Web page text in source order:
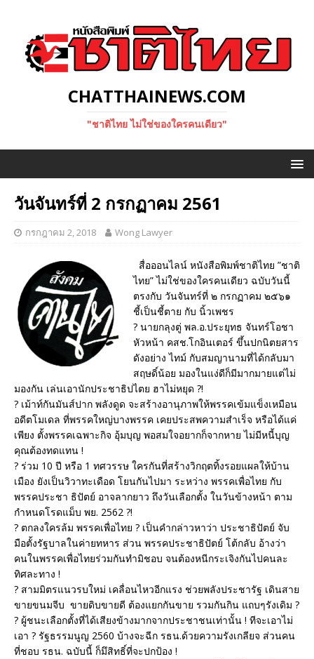
CHATTHAINEWS.COM
"ชาติไทย ไม่ใช่ของใครคนเดียว"
วันจันทร์ที่ 2 กรกฏาคม 2561
กรกฎาคม 2, 2018 Wong Lawyer
สื่อออนไลน์ หนังสือพิมพ์ชาติไทย ”ชาติ
ไทย” ไม่ใช่ของใครคนเดียว ฉบับวันนี้
ตรงกับ วันจันทร์ที่ ๒ กรกฏาคม ๒๕๖๑
ชี้เป็นชี้ตาย กับ นิ้วเพชร
? นายกลุงตู่ พล.อ.ประยุทธ จันทร์โอชา
หัวหน้า คสช.โกอินเตอร์ ขึ้นปกนิตยสาร
ดังอย่าง ไทม์ กับสมญานามที่ได้กลับมา
สฤษดิ์น้อย มองในแง่ดีก็มีมากมายแต่ไม่
มองกัน เล่นเอานักประชาธิปไตย ฮาไม่หยุด ?!
? เม้าท์กันมันส์ปาก พลังดูด จะสร้างอานุภาพให้พรรคเข้มแข็งเหมือน
อดีตโมเดล ที่พรรคใหญ่บางพรรค เคยประสพความสำเร็จ หรือได้แค่
เพียง ตั้งพรรคเฉพาะกิจ อุ้มบุญ พอสมใจอยากก็จากหาย ไม่มีหนี้บุญ
คุณต้องทดแทน !
? ร่วม 10 ปี หรือ 1 ทศวรรษ ใครกันที่สร้างวิกฤตทิ้งรอยแผลให้บ้าน
เมือง ยังเป็นวิวาทะเดือด โยนกันไปมา ระหว่าง พรรคเพื่อไทย กับ
พรรคประชา ธิปัตย์ อาจลากยาว ถึงวันเลือกตั้ง ในวันข้างหน้า ตาม
กำหนดโรดแม็บ พย. 2562 ?!
? ตกลงใครล้ม พรรคเพื่อไทย ? เป็นคำกล่าวหาว่า ประชาธิปัตย์ จับ
มือตั้งรัฐบาลในค่ายทหาร ส่วน พรรคประชาธิปัตย์ โต้กลับ อ้างว่า
คนในพรรคเพื่อไทยร่วมกันทำมิชอบ จนต้องหนีกระเจิงกันไปคนละ
ทิศละทาง !
? สามมิตรแนวรบใหม่ เคลื่อนไหวอีกแรง ช่วยพลังประชารัฐ เดินสาย
ขายขนมจีบ ขายดิบขายดี ต้องแยกกันขาย รวมกันกิน แถบๆรังเดิม ?
? ผู้ชนะเลือกตั้งที่ได้เสียงข้างมากจากประชาชนเท่านั้น ! ทีจะเอาไม่
เอา ? รัฐธรรมนูญ 2560 บ้างจะฉีก รธน.ด้วยความรังเกลียจ ส่วนคน
ที่ชอบ รธน. ฉบับนี้ ก็มึสิทธิ์ที่จะปกป้อง !